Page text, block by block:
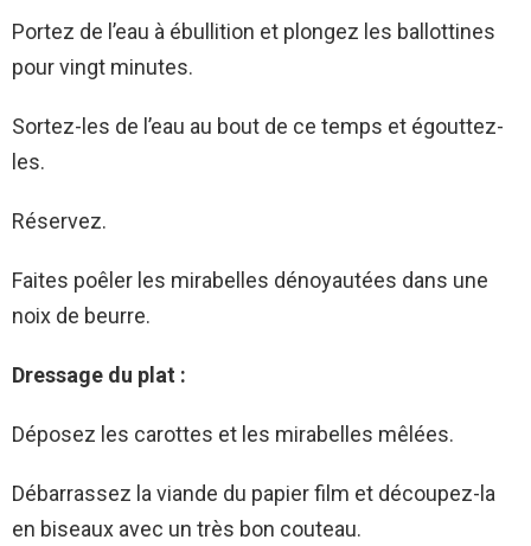
Portez de l’eau à ébullition et plongez les ballottines
pour vingt minutes.
Sortez-les de l’eau au bout de ce temps et égouttez-
les.
Réservez.
Faites poêler les mirabelles dénoyautées dans une
noix de beurre.
Dressage du plat :
Déposez les carottes et les mirabelles mêlées.
Débarrassez la viande du papier film et découpez-la
en biseaux avec un très bon couteau.